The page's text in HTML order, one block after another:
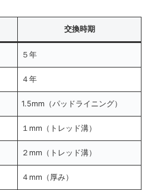
交換時期
５年
４年
1.5mm（パッドライニング）
１mm（トレッド溝）
２mm（トレッド溝）
４mm（厚み）